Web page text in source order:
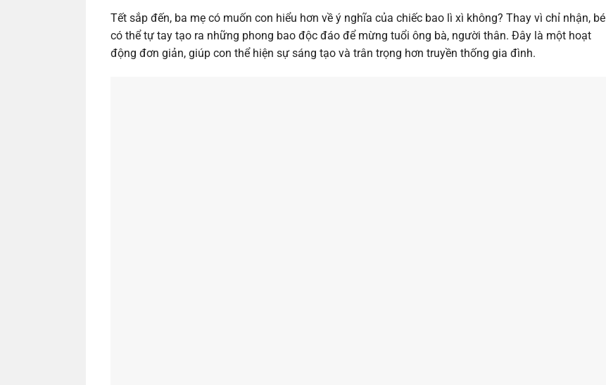
Tết sắp đến, ba mẹ có muốn con hiểu hơn về ý nghĩa của chiếc bao lì xì không? Thay vì chỉ nhận, bé
có thể tự tay tạo ra những phong bao độc đáo để mừng tuổi ông bà, người thân. Đây là một hoạt
động đơn giản, giúp con thể hiện sự sáng tạo và trân trọng hơn truyền thống gia đình.